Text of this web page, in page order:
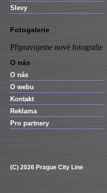
Slevy
Fotogalerie
Připravujeme nové fotografie
O nás
O nás
O webu
Kontakt
Reklama
Pro partnery
(C) 2026 Prague City Line